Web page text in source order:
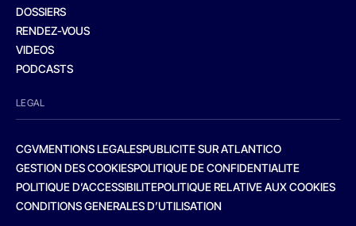
DOSSIERS
RENDEZ-VOUS
VIDEOS
PODCASTS
LEGAL
CGVMENTIONS LEGALESPUBLICITE SUR ATLANTICO
GESTION DES COOKIESPOLITIQUE DE CONFIDENTIALITE
POLITIQUE D’ACCESSIBILITEPOLITIQUE RELATIVE AUX COOKIES
CONDITIONS GENERALES D’UTILISATION